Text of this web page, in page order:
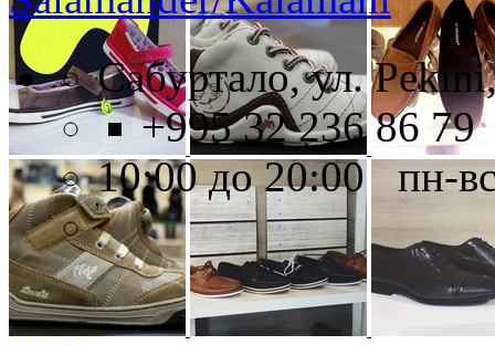
Сабуртало, ул.
+995 32 236 86 79
10:00 до 20:00 пн-